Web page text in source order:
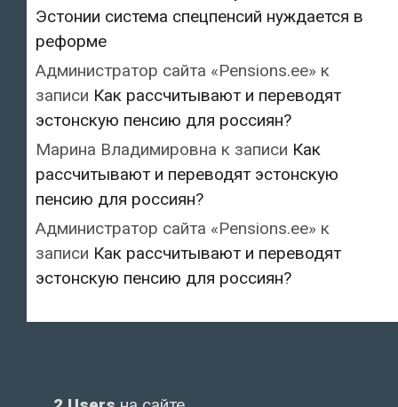
Эстонии система спецпенсий нуждается в
реформе
Администратор сайта «Pensions.ee» к
записи Как рассчитывают и переводят
эстонскую пенсию для россиян?
Марина Владимировна к записи Как
рассчитывают и переводят эстонскую
пенсию для россиян?
Администратор сайта «Pensions.ee» к
записи Как рассчитывают и переводят
эстонскую пенсию для россиян?